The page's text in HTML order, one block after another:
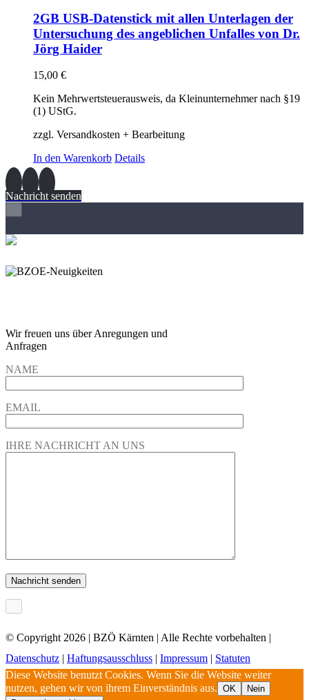
2GB USB-Datenstick mit allen Unterlagen der
Untersuchung des angeblichen Unfalles von Dr.
Jörg Haider
15,00 €
Kein Mehrwertsteuerausweis, da Kleinunternehmer nach §19
(1) UStG.
zzgl. Versandkosten + Bearbeitung
In den Warenkorb Details
Nachricht senden
Wir freuen uns über Anregungen und
Anfragen
NAME
EMAIL
IHRE NACHRICHT AN UNS
© Copyright 2026 | BZÖ Kärnten | Alle Rechte vorbehalten |
Datenschutz | Haftungsausschluss | Impressum | Statuten
Diese Website benutzt Cookies. Wenn Sie die Website weiter
nutzen, gehen wir von ihrem Einverständnis aus. OK
Nein